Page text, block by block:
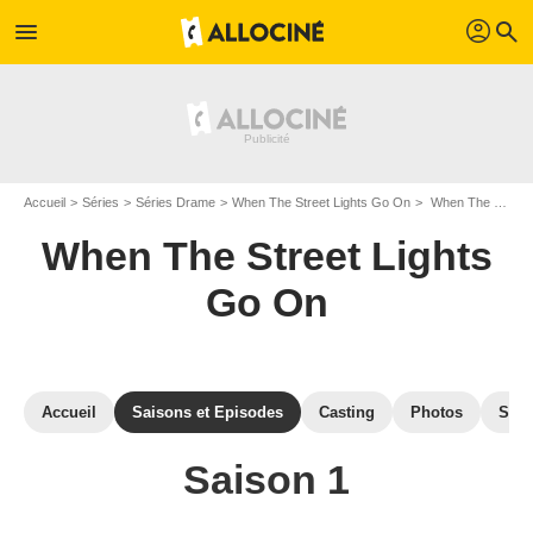
menu profil search
Accueil Séries Séries Drame When The Street Lights Go On When The Street Lights Go On : Episodes de la saison 1
When The Street Lights
Go On
Accueil Saisons et Episodes Casting Photos
Saison 1